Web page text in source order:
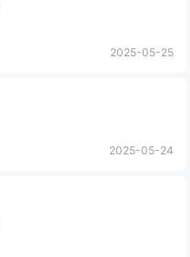
2025-05-25
2025-05-24